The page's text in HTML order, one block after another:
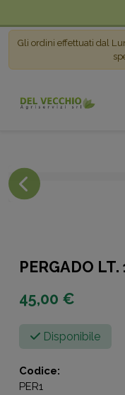
Gli ordini effettuati dal
PERGADO LT.
45,00 €
Disponibile
Codice:
PER1